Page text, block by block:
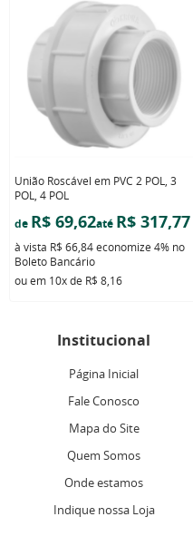
União Roscável em PVC 2 POL, 3
POL, 4 POL
de R$ 69,62até R$ 317,77
à vista R$ 66,84economize 4% no
Boleto Bancário
ou em 10xde R$ 8,16
Institucional
Página Inicial
Fale Conosco
Mapa do Site
Quem Somos
Onde estamos
Indique nossa Loja